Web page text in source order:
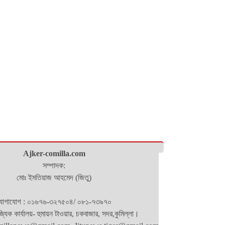
Ajker-comilla.com
সম্পাদক:
মোঃ ইমতিয়াজ আহমেদ (জিতু)
: ০১৬৭৬-৩২৭৫০৪/ ০৮১-৭৩৯৭০
কার্যালয়- হুমায়ন টাওয়ার, চকবাজার, সদর,কুমিল্লা।